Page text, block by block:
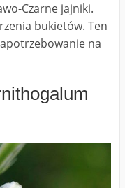
Czarne jajniki.
bukietów. Ten
na